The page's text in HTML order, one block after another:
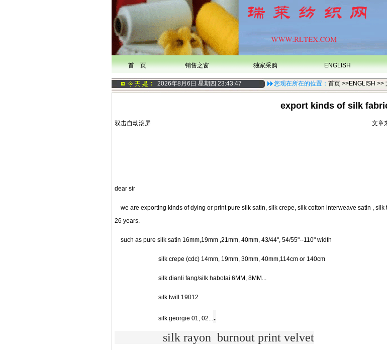
首 页 销售之窗 独家采购 ENGLISH
2026年8月6日 星期四 23:43:47 您现在所在的位置： 首页 >>ENGLISH >>
export kinds of silk
双击自动滚屏 文章
dear sir
we are exporting kinds of dying or print pure silk satin, silk crepe, silk cotton interweave satin ,
26 years.
such as pure silk satin 16mm,19mm ,21mm, 40mm, 43/44", 54/55"--110" width
silk crepe (cdc) 14mm, 19mm, 30mm, 40mm,114cm or 140cm
silk dianli fang/silk habotai 6MM, 8MM...
silk twill 19012
silk georgie 01, 02....
silk rayon burnout print velvet